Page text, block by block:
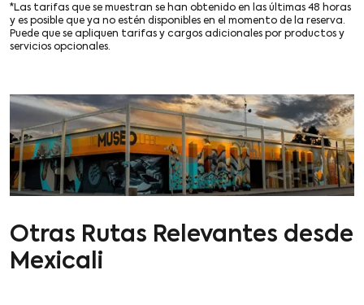
*Las tarifas que se muestran se han obtenido en las últimas 48 horas
y es posible que ya no estén disponibles en el momento de la reserva.
Puede que se apliquen tarifas y cargos adicionales por productos y
servicios opcionales.
Otras Rutas Relevantes desde
Mexicali